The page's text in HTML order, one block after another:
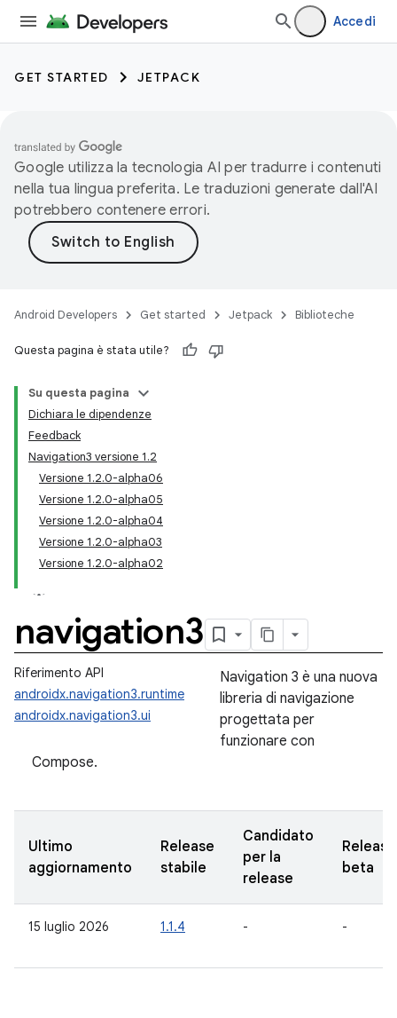
Accedi
GET STARTED JETPACK
Google utilizza la tecnologia AI per tradurre i contenuti
nella tua lingua preferita. Le traduzioni generate dall'AI
potrebbero contenere errori.
Android Developers Get started Jetpack Biblioteche
Questa pagina è stata utile?
Su questa pagina
Dichiara le dipendenze
Feedback
Navigation3 versione 1.2
Versione 1.2.0-alpha06
Versione 1.2.0-alpha05
Versione 1.2.0-alpha04
Versione 1.2.0-alpha03
Versione 1.2.0-alpha02
navigation3
Riferimento API
androidx.navigation3.runtime
androidx.navigation3.ui
Navigation 3 è una nuova
libreria di navigazione
progettata per
funzionare con
Compose.
Ultimo
aggiornamento
Release
stabile
Candidato
per la
release
Release
beta
15 luglio 2026 1.1.4 - -